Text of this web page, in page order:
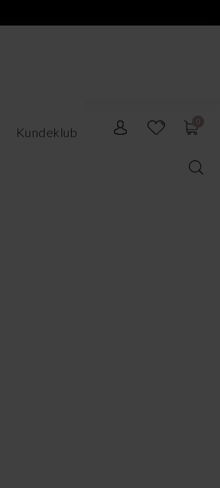
Kundeklub